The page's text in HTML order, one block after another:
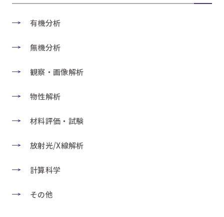
有機分析
無機分析
観察・画像解析
物性解析
材料評価・試験
放射光/X線解析
計算科学
その他